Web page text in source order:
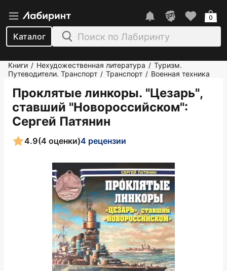
Каталог
0
Книги / Нехудожественная литература / Туризм.
Путеводители. Транспорт / Транспорт / Военная техника
Проклятые линкоры. "Цезарь",
ставший "Новороссийском":
Сергей Патянин
4.9(4 оценки)4 рецензии